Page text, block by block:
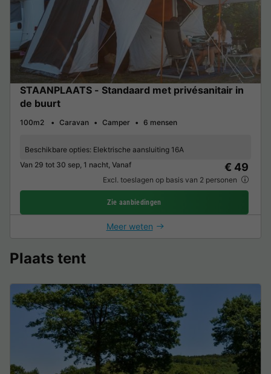
STAANPLAATS - Standaard met privésanitair in
de buurt
100m2 Caravan Camper 6 mensen
Beschikbare opties: Elektrische aansluiting 16A
Van 29 tot 30 sep, 1 nacht, Vanaf
€ 49
Excl. toeslagen op basis van 2 personen
Zie aanbiedingen
Meer weten
Plaats tent